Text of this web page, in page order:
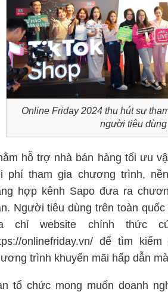
Online Friday 2024 thu hút sự
người tiêu dùng
hỗ trợ nhà bán hàng tối ưu
phí tham gia chương trình,
hợp kênh Sapo đưa ra
Người tiêu dùng trên toàn
chỉ website chính thức
onlinefriday.vn/ để tìm
trình khuyến mãi hấp dẫn
tổ chức mong muốn doanh